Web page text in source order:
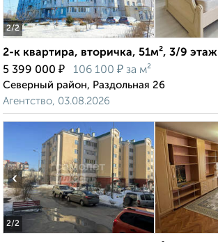
2/2
2-к квартира, вторичка, 51м², 3/9 этаж
5 399 000 ₽ 106 100 ₽ за м²
Северный район, Раздольная 26
Агентство, 03.08.2026
2/2
‹